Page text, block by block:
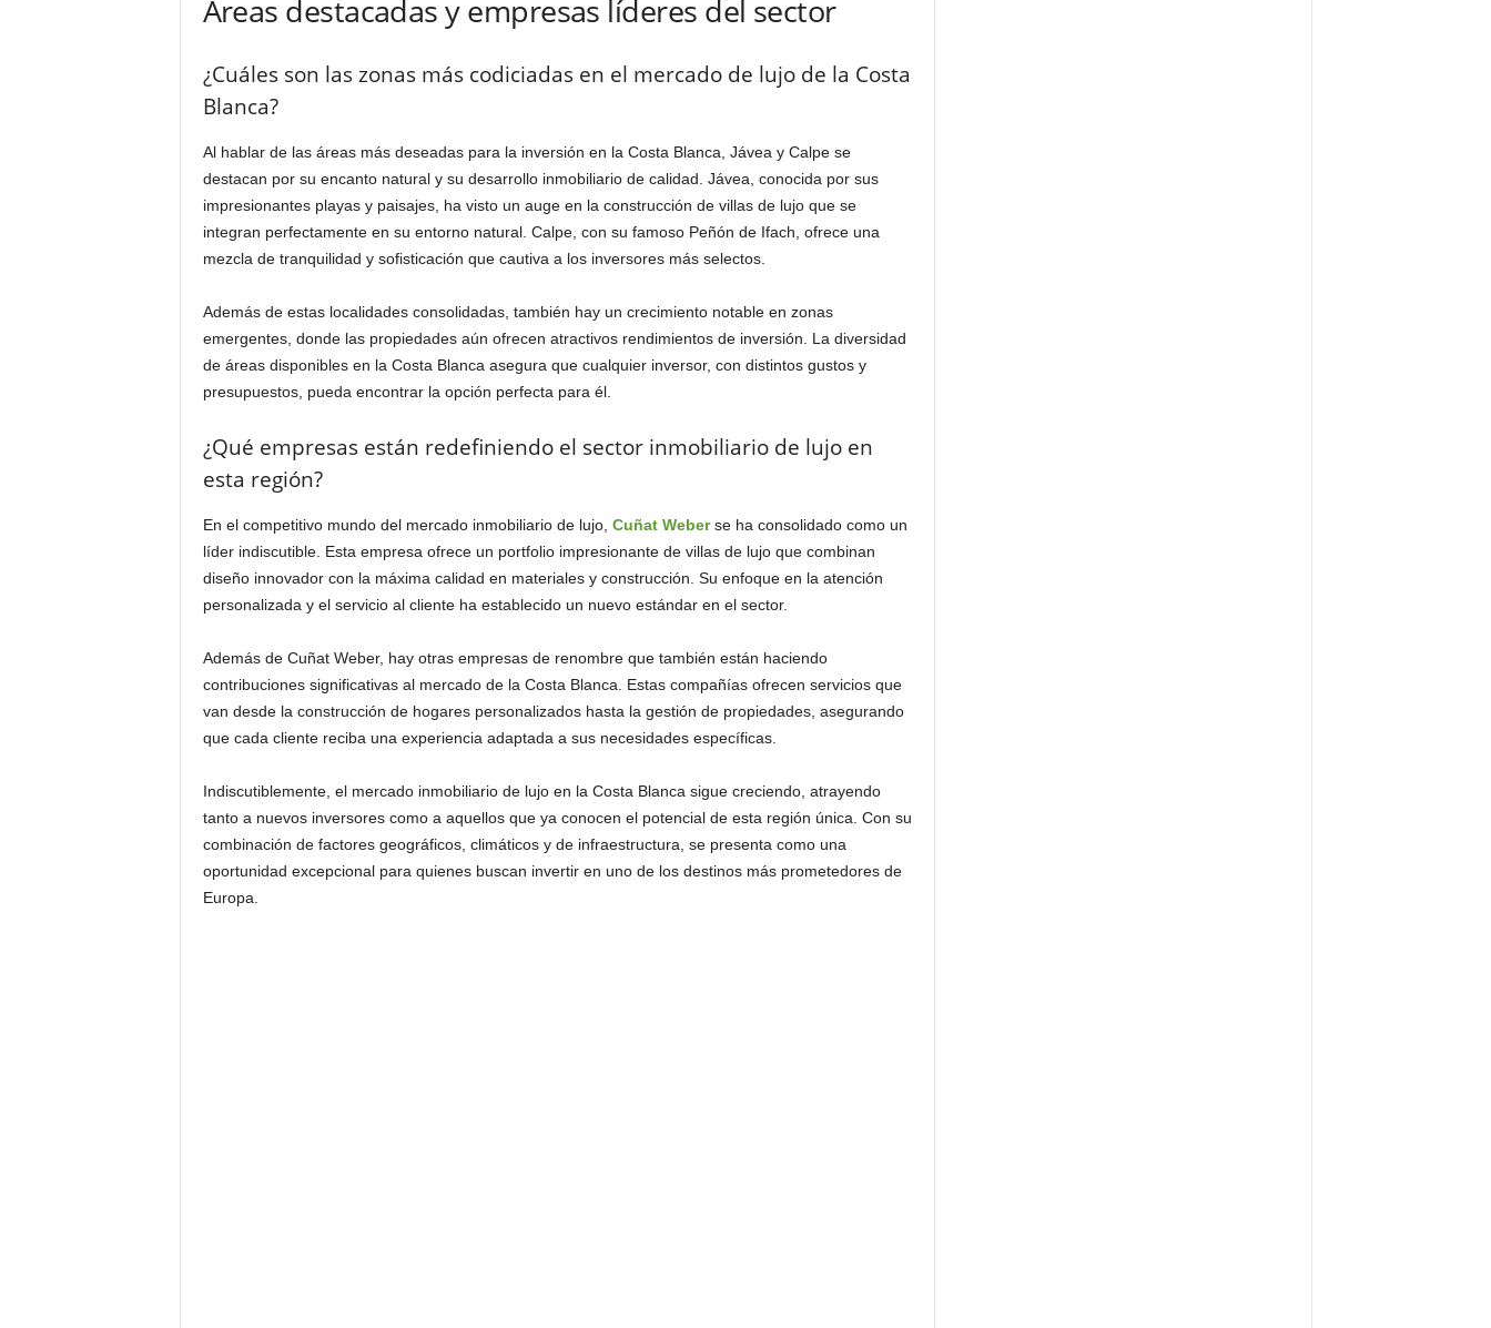
Áreas destacadas y empresas líderes del sector
¿Cuáles son las zonas más codiciadas en el mercado de lujo de la Costa
Blanca?
Al hablar de las áreas más deseadas para la inversión en la Costa Blanca, Jávea y Calpe se
destacan por su encanto natural y su desarrollo inmobiliario de calidad. Jávea, conocida por sus
impresionantes playas y paisajes, ha visto un auge en la construcción de villas de lujo que se
integran perfectamente en su entorno natural. Calpe, con su famoso Peñón de Ifach, ofrece una
mezcla de tranquilidad y sofisticación que cautiva a los inversores más selectos.
Además de estas localidades consolidadas, también hay un crecimiento notable en zonas
emergentes, donde las propiedades aún ofrecen atractivos rendimientos de inversión. La diversidad
de áreas disponibles en la Costa Blanca asegura que cualquier inversor, con distintos gustos y
presupuestos, pueda encontrar la opción perfecta para él.
¿Qué empresas están redefiniendo el sector inmobiliario de lujo en
esta región?
En el competitivo mundo del mercado inmobiliario de lujo, Cuñat Weberse ha consolidado como un
líder indiscutible. Esta empresa ofrece un portfolio impresionante de villas de lujo que combinan
diseño innovador con la máxima calidad en materiales y construcción. Su enfoque en la atención
personalizada y el servicio al cliente ha establecido un nuevo estándar en el sector.
Además de Cuñat Weber, hay otras empresas de renombre que también están haciendo
contribuciones significativas al mercado de la Costa Blanca. Estas compañías ofrecen servicios que
van desde la construcción de hogares personalizados hasta la gestión de propiedades, asegurando
que cada cliente reciba una experiencia adaptada a sus necesidades específicas.
Indiscutiblemente, el mercado inmobiliario de lujo en la Costa Blanca sigue creciendo, atrayendo
tanto a nuevos inversores como a aquellos que ya conocen el potencial de esta región única. Con su
combinación de factores geográficos, climáticos y de infraestructura, se presenta como una
oportunidad excepcional para quienes buscan invertir en uno de los destinos más prometedores de
Europa.